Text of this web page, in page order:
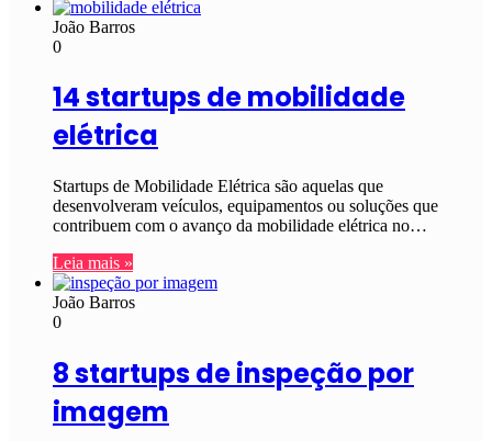
João Barros
0
14 startups de mobilidade
elétrica
Startups de Mobilidade Elétrica são aquelas que
desenvolveram veículos, equipamentos ou soluções que
contribuem com o avanço da mobilidade elétrica no…
Leia mais »
João Barros
0
8 startups de inspeção por
imagem